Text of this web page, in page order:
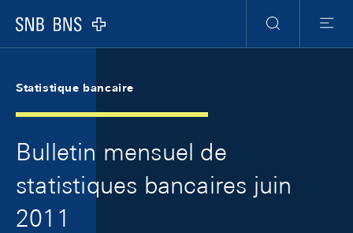
Logo
RechercheMenu
Statistique bancaire
Bulletin mensuel de
statistiques bancaires juin
2011